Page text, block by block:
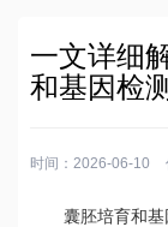
一文详细
和基因检
时间：2026-06-10
囊胚培育和基